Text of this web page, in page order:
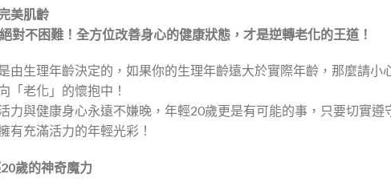
美肌齡
對不困難！全方位改善身心的健康狀態，才是逆轉老化的王道！
由生理年齡決定的，如果你的生理年齡遠大於實際年齡，那麼請小
「老化」的懷抱中！
力與健康身心永遠不嫌晚，年輕20歲更是有可能的事，只要切實
有充滿活力的年輕光彩！
歲的神奇魔力